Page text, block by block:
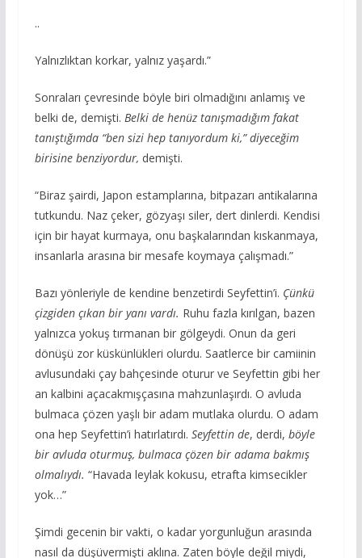
..
Yalnızlıktan korkar, yalnız yaşardı.”
Sonraları çevresinde böyle biri olmadığını anlamış ve
belki de, demişti. Belki de henüz tanışmadığım fakat
tanıştığımda “ben sizi hep tanıyordum ki,” diyeceğim
birisine benziyordur, demişti.
“Biraz şairdi, Japon estamplarına, bitpazarı antikalarına
tutkundu. Naz çeker, gözyaşı siler, dert dinlerdi. Kendisi
için bir hayat kurmaya, onu başkalarından kıskanmaya,
insanlarla arasına bir mesafe koymaya çalışmadı.”
Bazı yönleriyle de kendine benzetirdi Seyfettin’i. Çünkü
çizgiden çıkan bir yanı vardı. Ruhu fazla kırılgan, bazen
yalnızca yokuş tırmanan bir gölgeydi. Onun da geri
dönüşü zor küskünlükleri olurdu. Saatlerce bir camiinin
avlusundaki çay bahçesinde oturur ve Seyfettin gibi her
an kalbini açacakmışçasına mahzunlaşırdı. O avluda
bulmaca çözen yaşlı bir adam mutlaka olurdu. O adam
ona hep Seyfettin’i hatırlatırdı. Seyfettin de, derdi, böyle
bir avluda oturmuş, bulmaca çözen bir adama bakmış
olmalıydı. “Havada leylak kokusu, etrafta kimsecikler
yok…”
Şimdi gecenin bir vakti, o kadar yorgunluğun arasında
nasıl da düşüvermişti aklına. Zaten böyle değil miydi,